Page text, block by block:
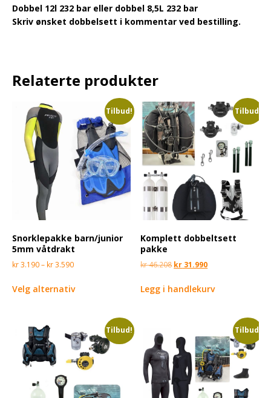
Dobbel 12l 232 bar eller dobbel 8,5L 232 bar
Skriv ønsket dobbelsett i kommentar ved bestilling.
Relaterte produkter
Tilbud!
Snorklepakke barn/junior
5mm våtdrakt
kr3.190– kr3.590
Velg alternativ
Tilbud!
Komplett dobbeltsett
pakke
kr46.208 kr 31.990
Legg i handlekurv
Tilbud! Tilbud!